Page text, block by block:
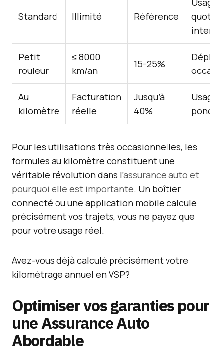
Standard Illimité Référence
Usage
Petit
rouleur
≤ 8000
km/an
15-25%
Au
kilomètre
Facturation
réelle
Jusqu’à
40%
Usage
Pour les utilisations très occasionnelles, les
formules au kilomètre constituent une
véritable révolution dans l’assurance auto et
pourquoi elle est importante. Un boîtier
connecté ou une application mobile calcule
précisément vos trajets, vous ne payez que
pour votre usage réel.
Avez-vous déjà calculé précisément votre
kilométrage annuel en VSP?
Optimiser vos garanties pour
une Assurance Auto
Abordable